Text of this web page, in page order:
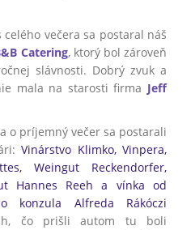
večera sa postaral náš
Catering, ktorý bol zároveň
slávnosti. Dobrý zvuk a
mala na starosti firma Jeff
o príjemný večer sa postarali
Vinárstvo Klimko, Vinpera,
Weingut Reckendorfer,
Hannes Reeh a vínka od
konzula Alfreda Rákóczi
čo prišli autom tu boli